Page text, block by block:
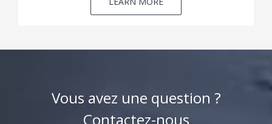
Vous avez une question ?
Contactez-nous